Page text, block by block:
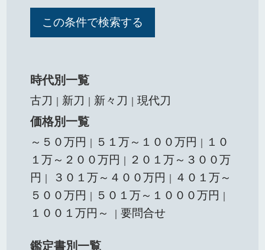
時代別一覧
古刀 新刀 新々刀 ｜現代刀
価格別一覧
～５０万円 ５１万～１００万円
１０
１万～２００万円
２０１万～３００万
円
３０１万～４００万円
４０１万～
５００万円
５０１万～１０００万円
１００１万円～ ｜要問合せ
鑑定書別一覧